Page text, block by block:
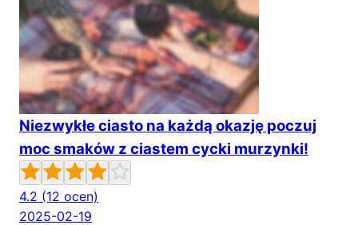
Niezwykłe ciasto na każdą okazję poczuj
moc smaków z ciastem cycki murzynki!
4.2 (12 ocen)
2025-02-19